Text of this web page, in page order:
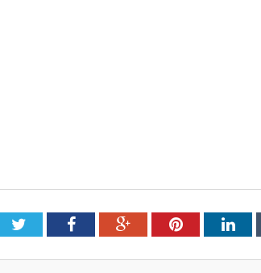
TwitterFacebookGoogle+Pinterest